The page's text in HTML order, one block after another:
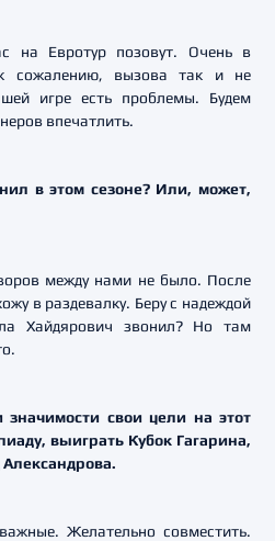
на Евротур позовут. Очень в
сожалению, вызова так и не
игре есть проблемы. Будем
впечатлить.
в этом сезоне? Или, может,
между нами не было. После
в раздевалку. Беру с надеждой
Хайдярович звонил? Но там
значимости свои цели на этот
выиграть Кубок Гагарина,
Желательно совместить.